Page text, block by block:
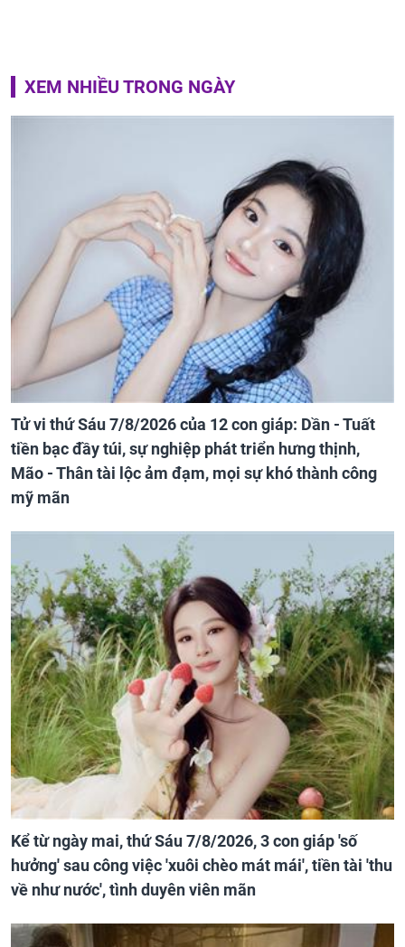
XEM NHIỀU TRONG NGÀY
Tử vi thứ Sáu 7/8/2026 của 12 con giáp: Dần - Tuất
tiền bạc đầy túi, sự nghiệp phát triển hưng thịnh,
Mão - Thân tài lộc ảm đạm, mọi sự khó thành công
mỹ mãn
Kể từ ngày mai, thứ Sáu 7/8/2026, 3 con giáp 'số
hưởng' sau công việc 'xuôi chèo mát mái', tiền tài 'thu
về như nước', tình duyên viên mãn